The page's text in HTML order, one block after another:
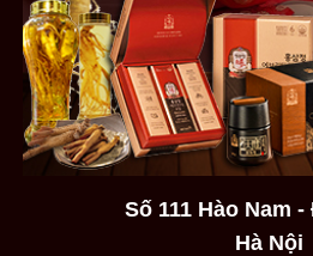
Số 111 Hào Nam
Hà Nội